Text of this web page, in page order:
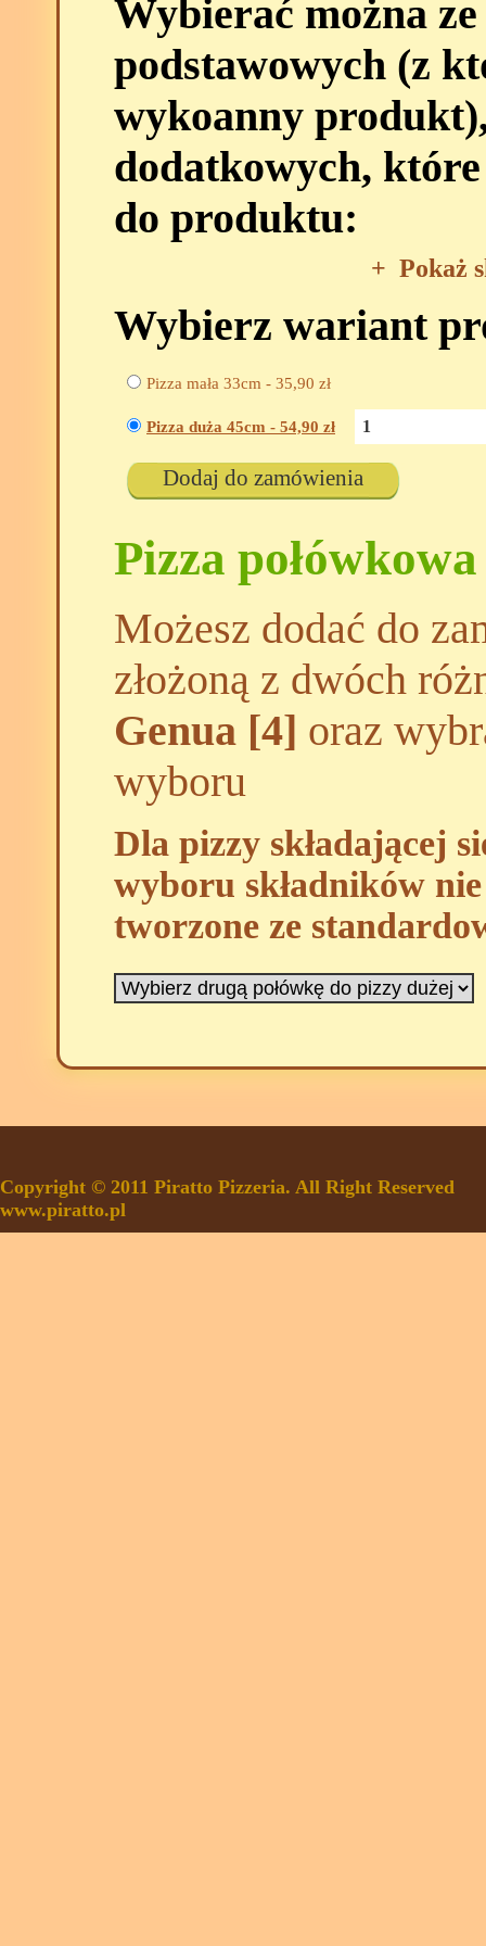
Wybierać można
podstawowych (z
wykoanny
dodatkowych,
do produktu:
+ Pokaż
Wybierz wariant
Pizza mała 33cm - 35,90 zł
Pizza duża 45cm - 54,90 zł
Dodaj do zamówienia
Pizza połówkowa
Możesz dodać do
złożoną z dwóch
Genua [4] oraz
wyboru
Dla pizzy składającej
wyboru składników
tworzone ze
Copyright © 2011 Piratto Pizzeria. All Right Reserved
www.piratto.pl